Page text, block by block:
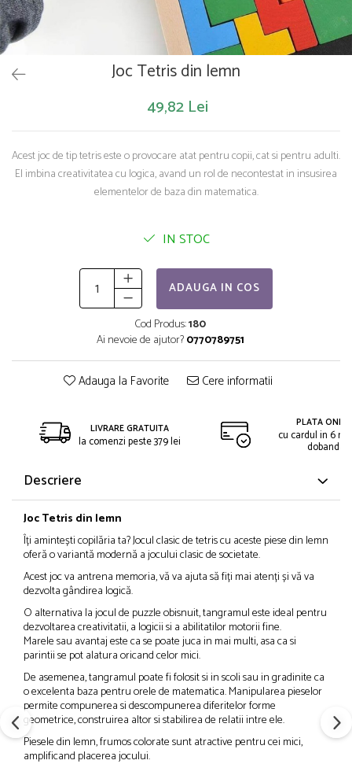
Papusi si accesorii
Trotinete
Trenulete si masinute
Unelte si bancuri de lucru
Joc Tetris din lemn
49,82 Lei
Acest joc de tip tetris este o provocare atat pentru copii, cat si pentru adulti.
El imbina creativitatea cu logica, avand un rol de necontestat in insusirea
elementelor de baza din matematica.
IN STOC
ADAUGA IN COS
Cod Produs:180
Ai nevoie de ajutor?0770789751
Adauga la Favorite Cere informatii
LIVRARE GRATUITA
la comenzi peste 379 lei
PLATA
cu cardul in 6
dobanda
Descriere
Joc Tetris din lemn
Îți amintești copilăria ta? Jocul clasic de tetris cu aceste piese din lemn
oferă o variantă modernă a jocului clasic de societate.
Acest joc va antrena memoria, vă va ajuta să fiți mai atenți și vă va
dezvolta gândirea logică.
O alternativa la jocul de puzzle obisnuit, tangramul este ideal pentru
dezvoltarea creativitatii, a logicii si a abilitatilor motorii fine.
Marele sau avantaj este ca se poate juca in mai multi, asa ca si
parintii se pot alatura oricand celor mici.
De asemenea, tangramul poate fi folosit si in scoli sau in gradinite ca
o excelenta baza pentru orele de matematica. Manipularea pieselor
permite compunerea si descompunerea diferitelor forme
geometrice, construirea altor si stabilirea de relatii intre ele.
Piesele din lemn, frumos colorate sunt atractive pentru cei mici,
amplificand placerea jocului.